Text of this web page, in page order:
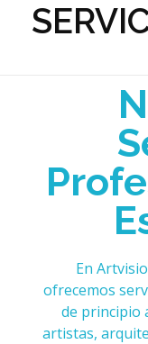
En
ofrecemos
de principio
artistas,